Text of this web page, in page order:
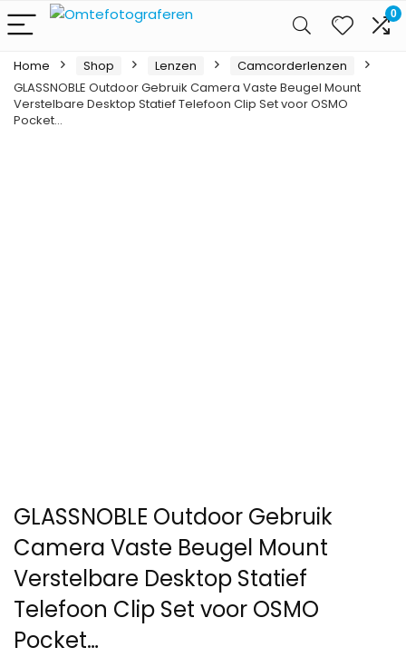
0
Home Shop Lenzen
Camcorderlenzen
GLASSNOBLE Outdoor Gebruik Camera Vaste Beugel Mount
Verstelbare Desktop Statief Telefoon Clip Set voor OSMO
Pocket…
GLASSNOBLE Outdoor Gebruik
Camera Vaste Beugel Mount
Verstelbare Desktop Statief
Telefoon Clip Set voor OSMO
Pocket…